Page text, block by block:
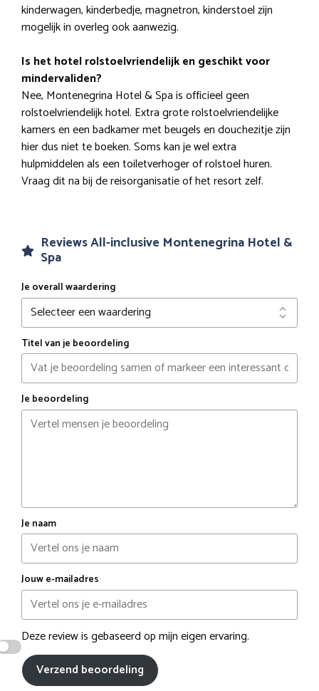
kinderwagen, kinderbedje, magnetron, kinderstoel zijn
mogelijk in overleg ook aanwezig.
Is het hotel rolstoelvriendelijk en geschikt voor
mindervaliden?
Nee, Montenegrina Hotel & Spa is officieel geen
rolstoelvriendelijk hotel. Extra grote rolstoelvriendelijke
kamers en een badkamer met beugels en douchezitje zijn
hier dus niet te boeken. Soms kan je wel extra
hulpmiddelen als een toiletverhoger of rolstoel huren.
Vraag dit na bij de reisorganisatie of het resort zelf.
Reviews All-inclusive Montenegrina Hotel &
Spa
Je overall waardering
Titel van je beoordeling
Je beoordeling
Je naam
Jouw e-mailadres
Deze review is gebaseerd op mijn eigen ervaring.
Verzend beoordeling